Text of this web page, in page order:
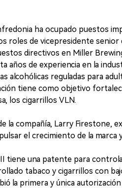
ha ocupado puestos
roles de vicepresidente
directivos en Miller
años de experiencia en la
alcohólicas reguladas para
tiene como objetivo
los cigarrillos VLN.
la compañía, Larry Firestone,
el crecimiento de la marca
tiene una patente para
tabaco y cigarrillos con
la primera y única